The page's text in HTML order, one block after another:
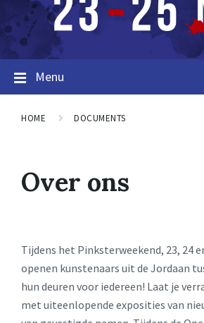
Menu
HOME DOCUMENTS
Over ons
Tijdens het Pinksterweekend, 23, 24
openen kunstenaars uit de Jordaan
hun deuren voor iedereen! Laat je
met uiteenlopende exposities van